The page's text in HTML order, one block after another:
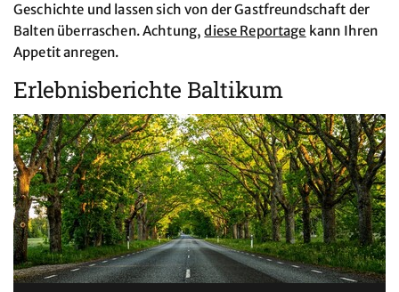
Geschichte und lassen sich von der Gastfreundschaft der
Balten überraschen. Achtung,diese Reportage kann Ihren
Appetit anregen.
Erlebnisberichte Baltikum